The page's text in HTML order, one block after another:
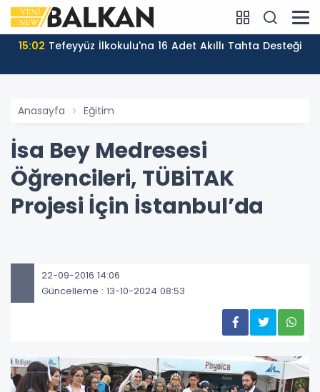
15:02 Tefeyyüz İlkokulu'na 16 Adet Akıllı Tahta Desteği
Anasayfa Eğitim
İsa Bey Medresesi
Öğrencileri, TÜBİTAK
Projesi İçin İstanbul’da
22-09-2016 14:06
Güncelleme : 13-10-2024 08:53